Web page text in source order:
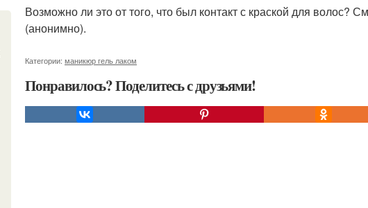
Возможно ли это от того, что был контакт с краской для волос?
(анонимно).
Категории: маникюр гель лаком
Понравилось? Поделитесь с друзьями!